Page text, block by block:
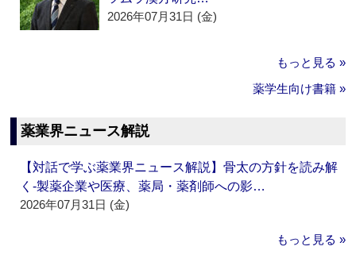
2026年07月31日 (金)
もっと見る »
薬学生向け書籍 »
薬業界ニュース解説
【対話で学ぶ薬業界ニュース解説】骨太の方針を読み解
く‐製薬企業や医療、薬局・薬剤師への影…
2026年07月31日 (金)
もっと見る »